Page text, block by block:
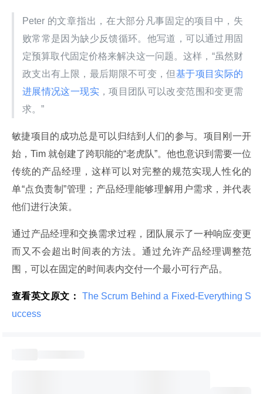
Peter 的文章指出，在大部分凡事固定的项目中，失
败常常是因为缺少反馈循环。他写道，可以通过用固
定预算取代固定价格来解决这一问题。这样，“虽然财
政支出有上限，最后期限不可变，但基于项目实际的
进展情况这一现实，项目团队可以改变范围和变更需
求。”
敏捷项目的成功总是可以归结到人们的参与。项目刚一开
始，Tim 就创建了跨职能的“老虎队”。他也意识到需要一位
传统的产品经理，这样可以对完整的规范实现人性化的
单“点负责制”管理；产品经理能够理解用户需求，并代表
他们进行决策。
通过产品经理和交换需求过程，团队展示了一种响应变更
而又不会超出时间表的方法。通过允许产品经理调整范
围，可以在固定的时间表内交付一个最小可行产品。
查看英文原文：
The Scrum Behind a Fixed-Everything S
uccess